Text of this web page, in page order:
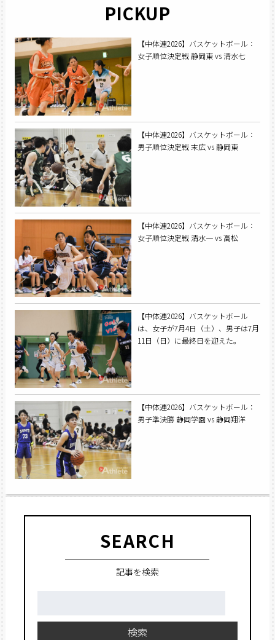
PICKUP
【中体連2026】バスケットボール：
女子順位決定戦 静岡東 vs 清水七
【中体連2026】バスケットボール：
男子順位決定戦 末広 vs 静岡東
【中体連2026】バスケットボール：
女子順位決定戦 清水一 vs 高松
【中体連2026】バスケットボール
は、女子が7月4日（土）、男子は7月
11日（日）に最終日を迎えた。
【中体連2026】バスケットボール：
男子準決勝 静岡学園 vs 静岡翔洋
SEARCH
記事を検索
検索